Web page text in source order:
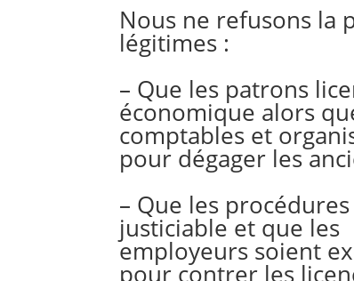
Nous ne refusons la
légitimes :
– Que les patrons
économique alors
comptables et
pour dégager les
– Que les
justiciable et que les
employeurs soient
pour contrer les